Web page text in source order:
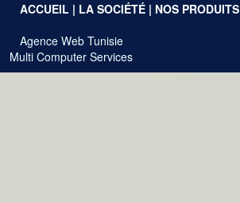
ACCUEIL | LA SOCIÉTÉ | NOS PRODUITS
Agence Web Tunisie
Multi Computer Services